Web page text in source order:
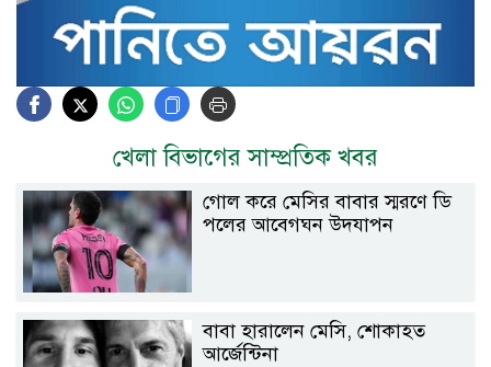
খেলা বিভাগের সাম্প্রতিক খবর
গোল করে মেসির বাবার স্মরণে ডি
পলের আবেগঘন উদযাপন
বাবা হারালেন মেসি, শোকাহত
আর্জেন্টিনা